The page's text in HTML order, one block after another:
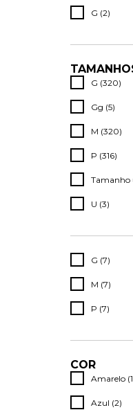
G (2)
G (320)
Gg (5)
M (320)
P (316)
Tamanho
U (3)
G (7)
M (7)
P (7)
COR
Amarelo
Azul (2)